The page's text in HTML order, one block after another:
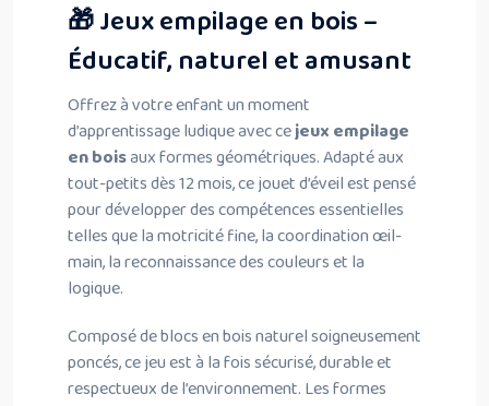
🎁 Jeux empilage en bois –
Éducatif, naturel et amusant
Offrez à votre enfant un moment
d’apprentissage ludique avec cejeux empilage
en boisaux formes géométriques. Adapté aux
tout-petits dès 12 mois, ce jouet d’éveil est pensé
pour développer des compétences essentielles
telles que la motricité fine, la coordination œil-
main, la reconnaissance des couleurs et la
logique.
Composé de blocs en bois naturel soigneusement
poncés, ce jeu est à la fois sécurisé, durable et
respectueux de l’environnement. Les formes